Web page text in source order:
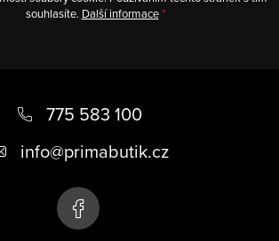
souhlasíte. Další informace
775 583 100
info@primabutik.cz